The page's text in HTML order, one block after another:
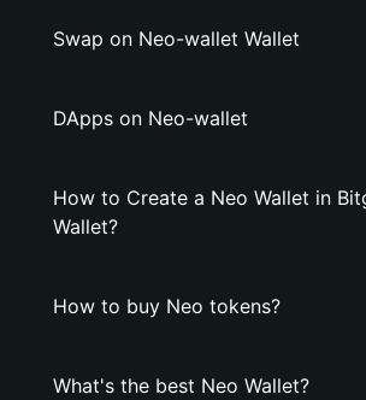
Swap on Neo-wallet Wallet
DApps on Neo-wallet
How to Create a Neo Wallet in
Wallet?
How to buy Neo tokens?
What's the best Neo Wallet?